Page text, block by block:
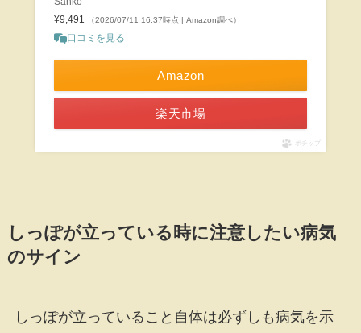
¥9,491
（2026/07/11 16:37時点 | Amazon調べ）
口コミを見る
Amazon
楽天市場
ポチップ
しっぽが立っている時に注意したい病気
のサイン
しっぽが立っていること自体は必ずしも病気を示